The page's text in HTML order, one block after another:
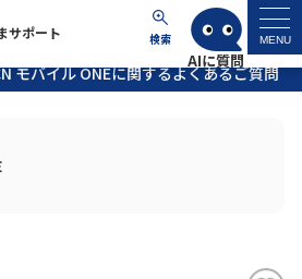
サポート 検索 MENU
ト
マイページ
モバイル ONEに関するよくあるご質問